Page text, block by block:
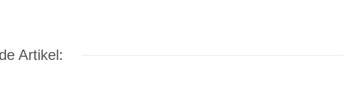
Artikel: